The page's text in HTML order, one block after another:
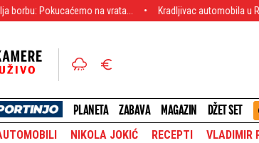
na vrata... Kradljivac automobila u Rumi završio sa
PLANETA ZABAVA MAGAZIN DŽET SET
NIKOLA JOKIĆ RECEPTI VLADIMIR